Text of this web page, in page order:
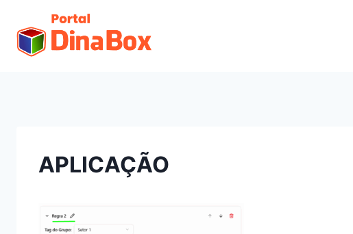
APLICAÇÃO